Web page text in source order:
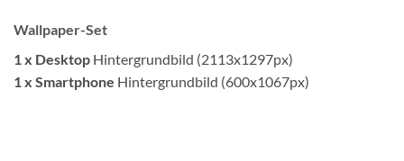
Wallpaper-Set
1 x Desktop Hintergrundbild (2113x1297px)
1 x Smartphone Hintergrundbild (600x1067px)